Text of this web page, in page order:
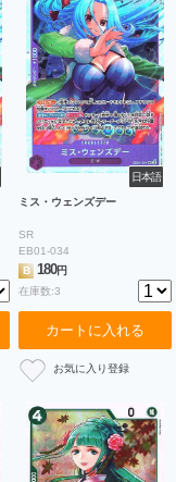
日本語
ミス・ウェンズデー
SR
EB01-034
B 180円
在庫数:3
カートに入れる